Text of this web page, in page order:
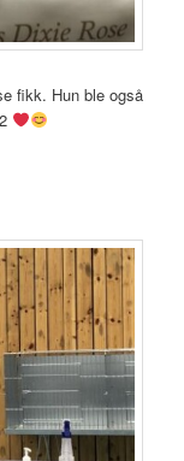
fikk. Hun ble også